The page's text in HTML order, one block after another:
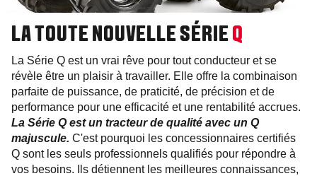
LA TOUTE NOUVELLE SÉRIE Q
La Série Q est un vrai rêve pour tout conducteur et se
révèle être un plaisir à travailler. Elle offre la combinaison
parfaite de puissance, de praticité, de précision et de
performance pour une efficacité et une rentabilité accrues.
La Série Q est un tracteur de qualité avec un Q
majuscule. C'est pourquoi les concessionnaires certifiés
Q sont les seuls professionnels qualifiés pour répondre à
vos besoins. Ils détiennent les meilleures connaissances,